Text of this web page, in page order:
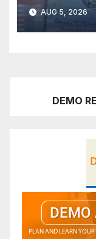
AUG 5, 2026
DEMO